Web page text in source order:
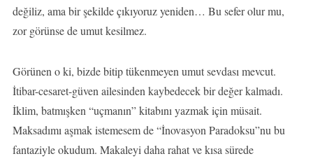
değiliz, ama bir şekilde çıkıyoruz yeniden… Bu sefer olur mu,
zor görünse de umut kesilmez.
Görünen o ki, bizde bitip tükenmeyen umut sevdası mevcut.
İtibar-cesaret-güven ailesinden kaybedecek bir değer kalmadı.
İklim, batmışken “uçmanın” kitabını yazmak için müsait.
Maksadımı aşmak istemesem de “İnovasyon Paradoksu”nu bu
fantaziyle okudum. Makaleyi daha rahat ve kısa sürede